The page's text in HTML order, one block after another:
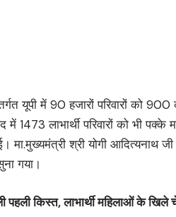
यूपी में 90 हजारों परिवारों को 900
1473 लाभार्थी परिवारों को भी पक्के
श्री योगी आदित्यनाथ
गया।
पहली किस्त, लाभार्थी महिलाओं के खिले